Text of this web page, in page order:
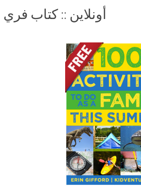
أونلاين :: كتاب فري ١٠٠ نشاط عائلى فى الصيف